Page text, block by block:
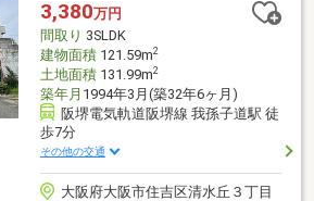
3,380万円
間取り 3SLDK
建物面積121.59m2
土地面積131.99m2
築年月 1994年3月(築32年6ヶ月)
阪堺電気軌道阪堺線 我孫子道駅 徒
歩7分
その他の交通
大阪府大阪市住吉区清水丘３丁目